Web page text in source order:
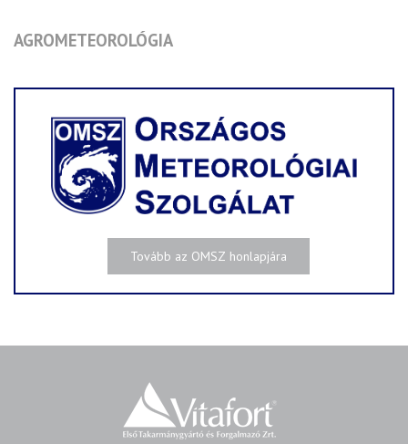
AGROMETEOROLÓGIA
Tovább az OMSZ honlapjára